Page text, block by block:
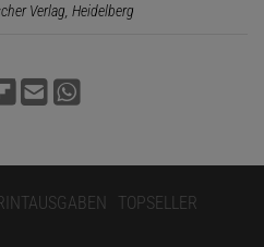
Verlag, Heidelberg
TOPSELLER